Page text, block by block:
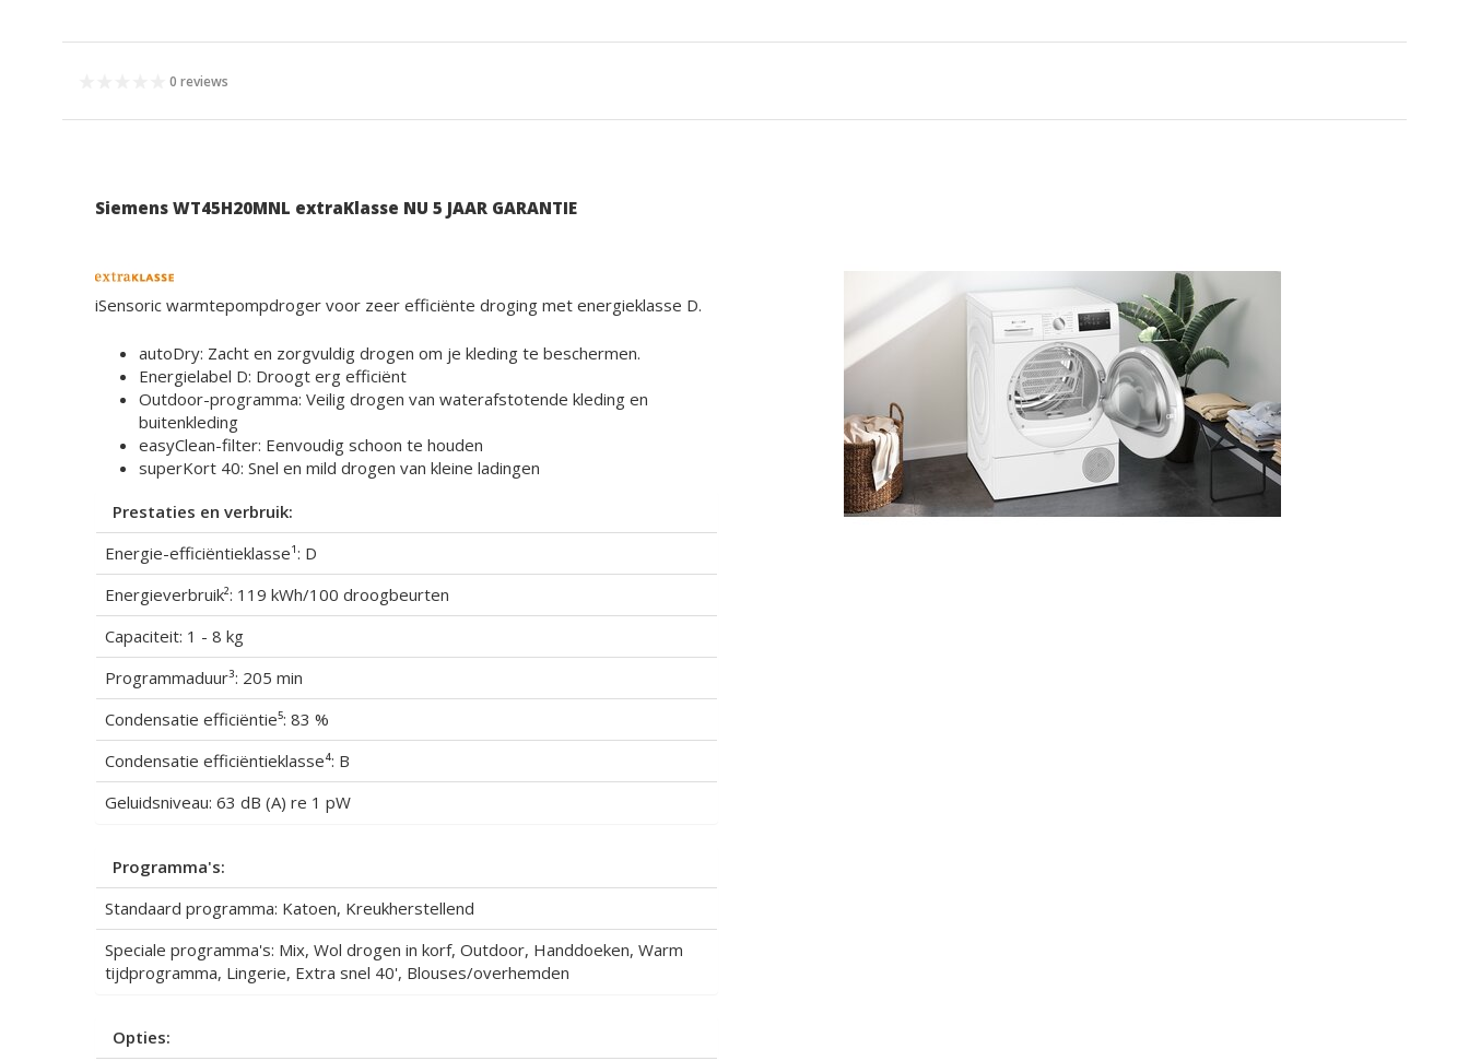
0 reviews
Siemens WT45H20MNL extraKlasse NU 5 JAAR GARANTIE
iSensoric warmtepompdroger voor zeer efficiënte droging met energieklasse D.
autoDry: Zacht en zorgvuldig drogen om je kleding te beschermen.
Energielabel D: Droogt erg efficiënt
Outdoor-programma: Veilig drogen van waterafstotende kleding en
buitenkleding
easyClean-filter: Eenvoudig schoon te houden
superKort 40: Snel en mild drogen van kleine ladingen
Prestaties en verbruik:
Energie-efficiëntieklasse¹: D
Energieverbruik²: 119 kWh/100 droogbeurten
Capaciteit: 1 - 8 kg
Programmaduur³: 205 min
Condensatie efficiëntie⁵: 83 %
Condensatie efficiëntieklasse⁴: B
Geluidsniveau: 63 dB (A) re 1 pW
Programma's:
Standaard programma: Katoen, Kreukherstellend
Speciale programma's: Mix, Wol drogen in korf, Outdoor, Handdoeken, Warm
tijdprogramma, Lingerie, Extra snel 40', Blouses/overhemden
Opties: